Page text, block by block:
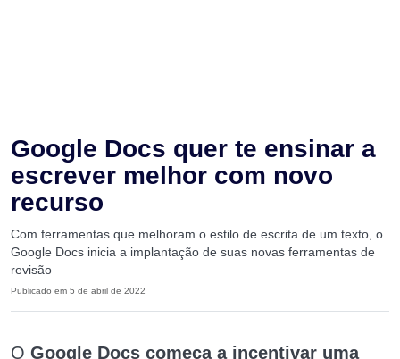
Google Docs quer te ensinar a
escrever melhor com novo
recurso
Com ferramentas que melhoram o estilo de escrita de um texto, o
Google Docs inicia a implantação de suas novas ferramentas de
revisão
Publicado em 5 de abril de 2022
O Google Docs começa a incentivar uma